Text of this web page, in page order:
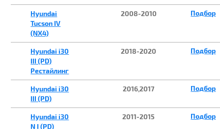
Hyundai
Tucson IV
(NX4)
2008-2010 Подбор
Hyundai i30
III (PD)
Рестайлинг
2018-2020 Подбор
Hyundai i30
III (PD)
2016,2017 Подбор
Hyundai i30
N I (PD)
2011-2015 Подбор